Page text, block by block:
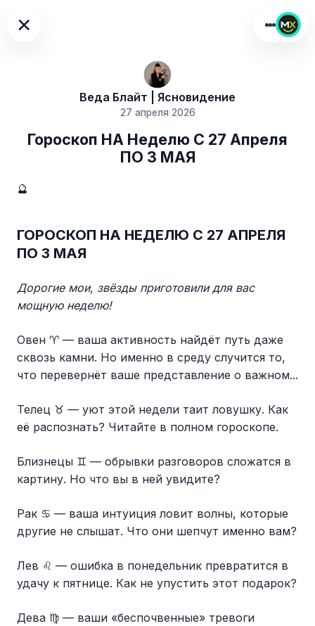
×
Веда Блайт | Ясновидение
27 апреля 2026
Гороскоп НА Неделю С 27 Апреля
ПО 3 МАЯ
🔮
ГОРОСКОП НА НЕДЕЛЮ С 27 АПРЕЛЯ
ПО 3 МАЯ
Дорогие мои, звёзды приготовили для вас
мощную неделю!
Овен ♈️ — ваша активность найдёт путь даже
сквозь камни. Но именно в среду случится то,
что перевернёт ваше представление о важном...
Телец ♉️ — уют этой недели таит ловушку. Как
её распознать? Читайте в полном гороскопе.
Близнецы ♊️ — обрывки разговоров сложатся в
картину. Но что вы в ней увидите?
Рак ♋️ — ваша интуиция ловит волны, которые
другие не слышат. Что они шепчут именно вам?
Лев ♌️ — ошибка в понедельник превратится в
удачу к пятнице. Как не упустить этот подарок?
Дева ♍️ — ваши «беспочвенные» тревоги